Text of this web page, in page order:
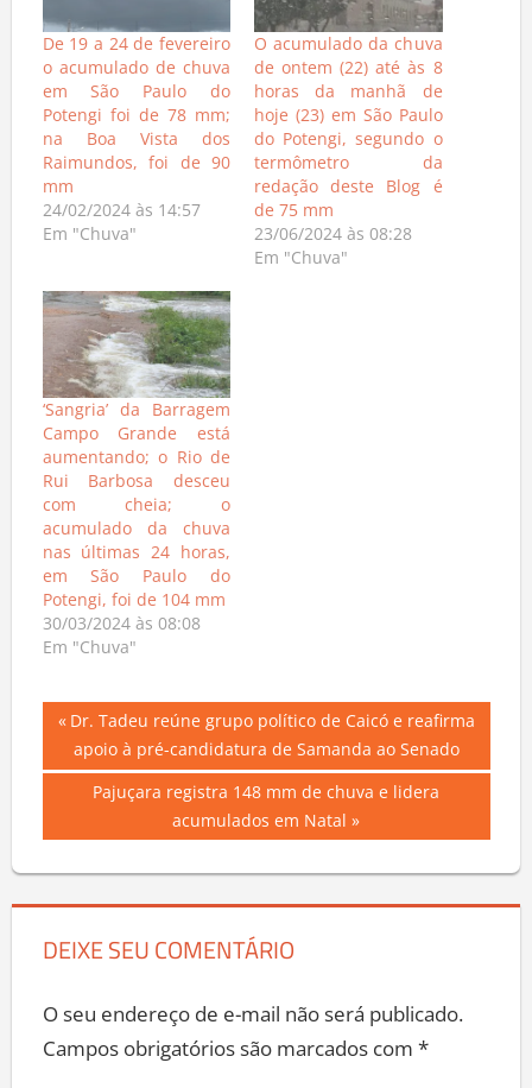
De 19 a 24 de fevereiro
o acumulado de chuva
em São Paulo do
Potengi foi de 78 mm;
na Boa Vista dos
Raimundos, foi de 90
mm
24/02/2024 às 14:57
Em "Chuva"
O acumulado da chuva
de ontem (22) até às 8
horas da manhã de
hoje (23) em São Paulo
do Potengi, segundo o
termômetro da
redação deste Blog é
de 75 mm
23/06/2024 às 08:28
Em "Chuva"
‘Sangria’ da Barragem
Campo Grande está
aumentando; o Rio de
Rui Barbosa desceu
com cheia; o
acumulado da chuva
nas últimas 24 horas,
em São Paulo do
Potengi, foi de 104 mm
30/03/2024 às 08:08
Em "Chuva"
Navegação
de
Previous
Post:
Dr. Tadeu reúne grupo político de Caicó e reafirma
apoio à pré-candidatura de Samanda ao Senado
Next
Pajuçara registra 148 mm de chuva e lidera
acumulados em Natal
DEIXE SEU COMENTÁRIO
O seu endereço de e-mail não será publicado.
Campos obrigatórios são marcados com *